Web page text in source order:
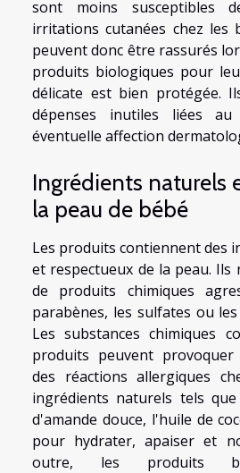
sont moins susceptibles
irritations cutanées chez les
peuvent donc être rassurés
produits biologiques pour
délicate est bien protégée.
dépenses inutiles liées
éventuelle affection
Ingrédients naturels
la peau de bébé
Les produits contiennent des
et respectueux de la peau. Ils
de produits chimiques
parabènes, les sulfates ou
Les substances chimiques
produits peuvent
des réactions allergiques
ingrédients naturels tels
d'amande douce, l'huile de
pour hydrater, apaiser et
outre, les produits